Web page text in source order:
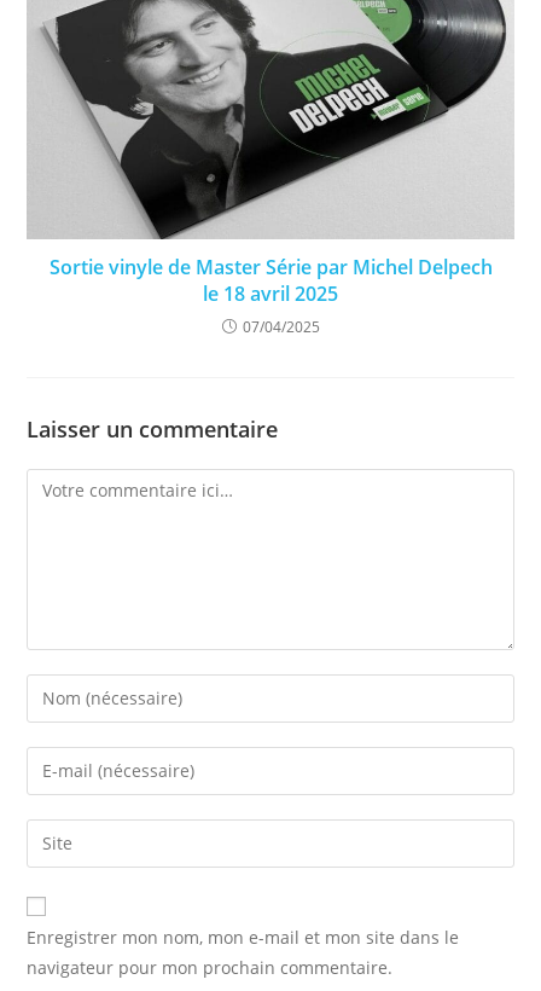
Sortie vinyle de Master Série par Michel Delpech
le 18 avril 2025
07/04/2025
Laisser un commentaire
Comment
Enter
your
name
comment
Enter
your
email
address
comment
Saisir
l’URL
de
votre
(facultatif)
Enregistrer mon nom, mon e-mail et mon site dans le
navigateur pour mon prochain commentaire.